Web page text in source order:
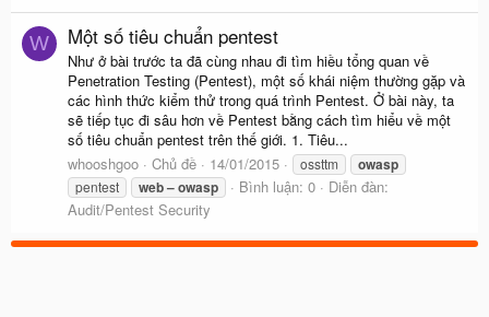
W Một số tiêu chuẩn pentest
Như ở bài trước ta đã cùng nhau đi tìm hiều tổng quan về
Penetration Testing (Pentest), một số khái niệm thường gặp và
các hình thức kiểm thử trong quá trình Pentest. Ở bài này, ta
sẽ tiếp tục đi sâu hơn về Pentest bằng cách tìm hiểu về một
số tiêu chuẩn pentest trên thế giới. 1. Tiêu...
whooshgoo
Chủ đề 14/01/2015 ossttm owasp
pentest web–owasp Bình luận: 0
Diễn đàn:
Audit/Pentest Security